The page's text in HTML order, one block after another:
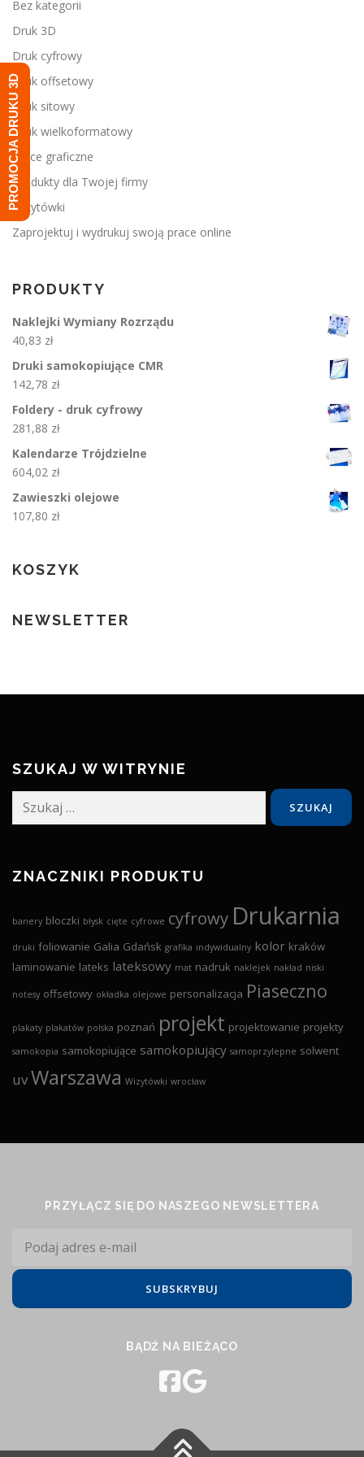
Bez kategorii
Druk 3D
Druk cyfrowy
Druk offsetowy
Druk sitowy
Druk wielkoformatowy
Prace graficzne
Produkty dla Twojej firmy
Wizytówki
Zaprojektuj i wydrukuj swoją prace online
PRODUKTY
Naklejki Wymiany Rozrządu
40,83 zł
Druki samokopiujące CMR
142,78 zł
Foldery - druk cyfrowy
281,88 zł
Kalendarze Trójdzielne
604,02 zł
Zawieszki olejowe
107,80 zł
KOSZYK
NEWSLETTER
SZUKAJ W WITRYNIE
Szukaj:
ZNACZNIKI PRODUKTU
banery bloczki błysk cięte cyfrowe cyfrowy Drukarnia
druki foliowanie Galia Gdańsk grafika indywidualny kolor kraków
laminowanie lateks lateksowy mat nadruk naklejek nakład niski
notesy offsetowy okładka olejowe personalizacja Piaseczno
plakaty plakatów polska poznań projekt projektowanie projekty
samokopia samokopiujące samokopiujący samoprzylepne solwent
uvWarszawa Wizytówki wrocław
PRZYŁĄCZ SIĘ DO NASZEGO NEWSLETTERA
BĄDŹ NA BIEŻĄCO
PROMOCJA DRUKU 3D